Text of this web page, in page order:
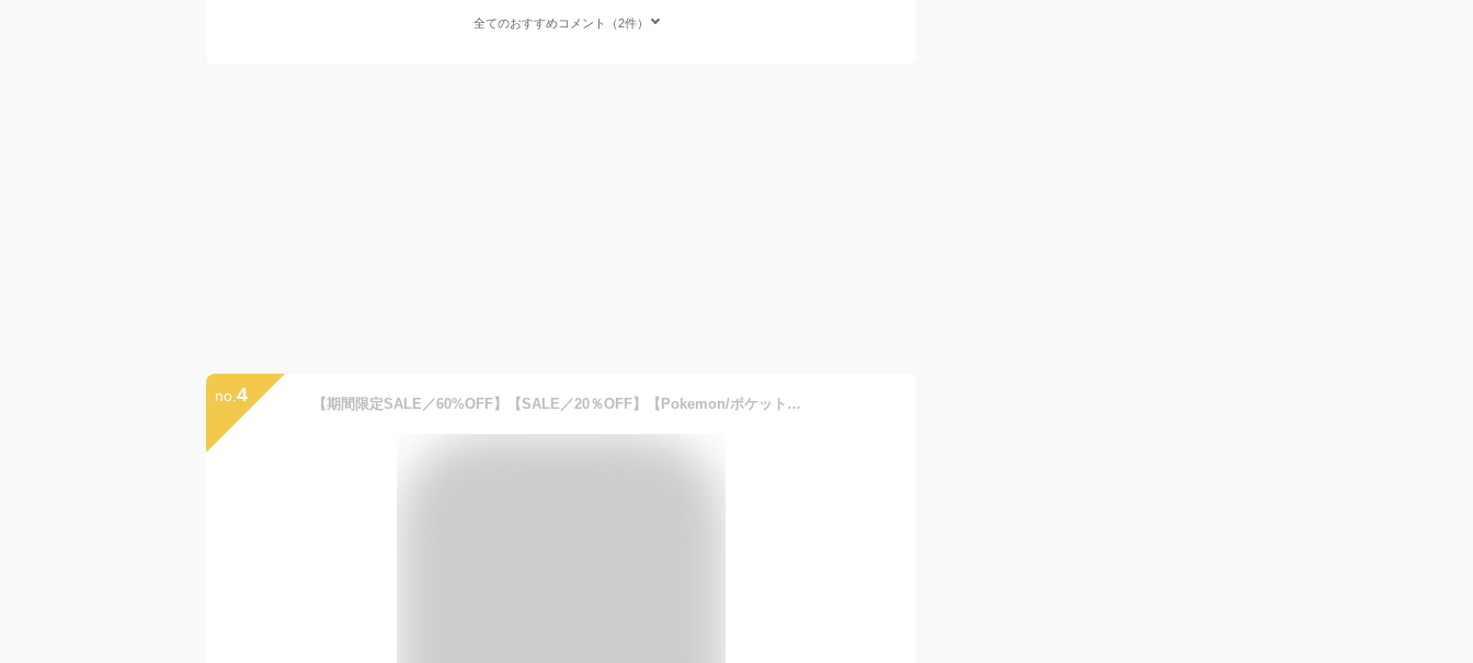
全てのおすすめコメント（2件）
no. 4 【期間限定SALE／60%OFF】【SALE／20％OFF】【Pokemon/ポケットモンスター（ポケモン）】フレンチスリーブトップス 男の子 ボーイズ SS 春物 夏物 春夏物 子供服 子ども服 キッズ ジュニア 子供 子ども こど